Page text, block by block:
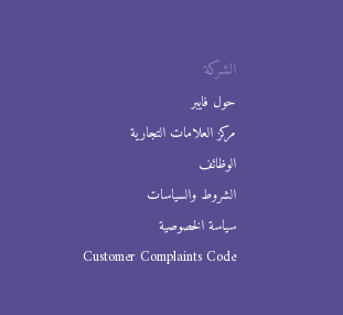
الشركة
حول فايبر
مركز العلامات التجارية
الوظائف
الشروط والسياسات
سياسة الخصوصية
Customer Complaints Code